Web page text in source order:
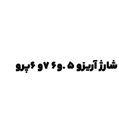
لوله برگشت روغن توربو شارژ آریزو ۵ .و۶ ٧و ۶پرو